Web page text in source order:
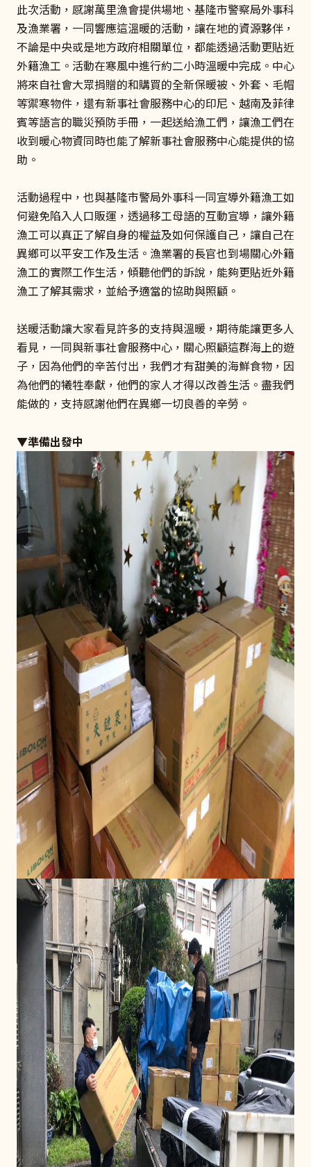
此次活動，感謝萬里漁會提供場地、基隆市警察局外事科
及漁業署，一同響應這溫暖的活動，讓在地的資源夥伴，
不論是中央或是地方政府相關單位，都能透過活動更貼近
外籍漁工。活動在寒風中進行約二小時溫暖中完成。中心
將來自社會大眾捐贈的和購買的全新保暖被、外套、毛帽
等禦寒物件，還有新事社會服務中心的印尼、越南及菲律
賓等語言的職災預防手冊，一起送給漁工們，讓漁工們在
收到暖心物資同時也能了解新事社會服務中心能提供的協
助。
活動過程中，也與基隆市警局外事科一同宣導外籍漁工如
何避免陷入人口販運，透過移工母語的互動宣導，讓外籍
漁工可以真正了解自身的權益及如何保護自己，讓自己在
異鄉可以平安工作及生活。漁業署的長官也到場關心外籍
漁工的實際工作生活，傾聽他們的訴說，能夠更貼近外籍
漁工了解其需求，並給予適當的協助與照顧。
送暖活動讓大家看見許多的支持與溫暖，期待能讓更多人
看見，一同與新事社會服務中心，關心照顧這群海上的遊
子，因為他們的辛苦付出，我們才有甜美的海鮮食物，因
為他們的犧牲奉獻，他們的家人才得以改善生活。盡我們
能做的，支持感謝他們在異鄉一切良善的辛勞。
▼準備出發中